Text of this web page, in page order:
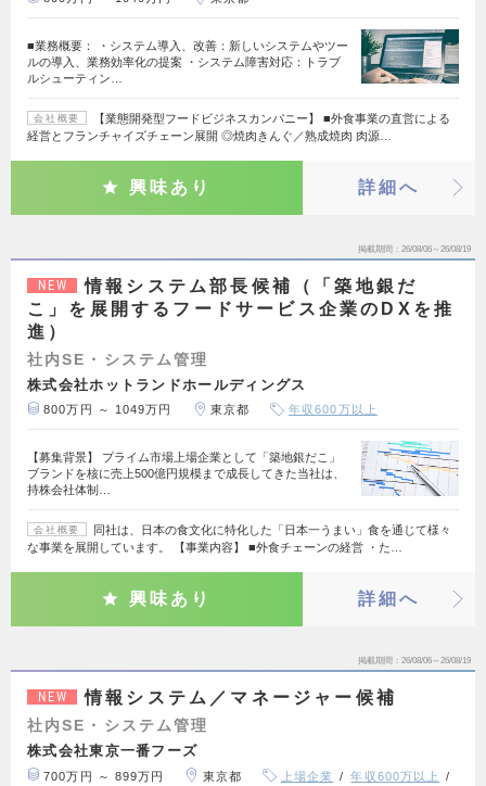
■業務概要： ・システム導入、改善：新しいシステムやツー
ルの導入、業務効率化の提案 ・システム障害対応：トラブ
ルシューティン…
会社概要
【業態開発型フードビジネスカンパニー】 ■外食事業の直営による
経営とフランチャイズチェーン展開 ◎焼肉きんぐ／熟成焼肉 肉源…
興味あり 詳細へ
掲載期間 26/08/06～26/08/19
NEW
情報システム部長候補（「築地銀だ
こ」を展開するフードサービス企業のDXを推
進）
社内SE・システム管理
株式会社ホットランドホールディングス
800万円 ～ 1049万円 東京都 年収600万以上
【募集背景】 プライム市場上場企業として「築地銀だこ」
ブランドを核に売上500億円規模まで成長してきた当社は、
持株会社体制…
会社概要
同社は、日本の食文化に特化した「日本一うまい」食を通じて様々
な事業を展開しています。 【事業内容】 ■外食チェーンの経営 ・た…
興味あり 詳細へ
掲載期間 26/08/06～26/08/19
NEW 情報システム／マネージャー候補
社内SE・システム管理
株式会社東京一番フーズ
700万円 ～ 899万円 東京都 上場企業
年収600万以上